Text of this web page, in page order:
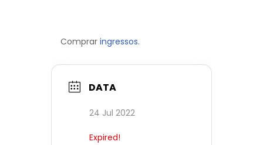
Comprar ingressos.
DATA
24 Jul 2022
Expired!